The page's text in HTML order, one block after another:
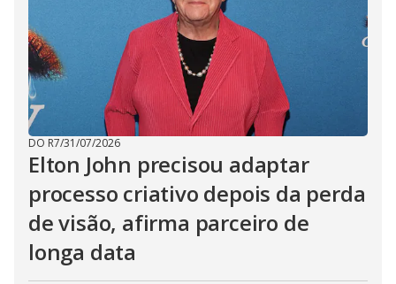
DO R7/31/07/2026
Elton John precisou adaptar
processo criativo depois da perda
de visão, afirma parceiro de
longa data